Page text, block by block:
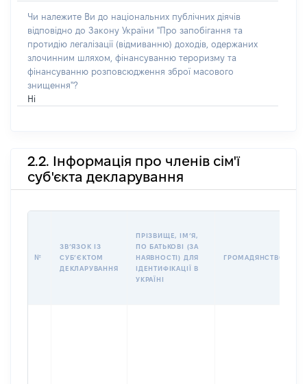
Чи належите Ви до національних публічних діячів
відповідно до Закону України "Про запобігання та
протидію легалізації (відмиванню) доходів, одержаних
злочинним шляхом, фінансуванню тероризму та
фінансуванню розповсюдження зброї масового
знищення"?
Ні
2.2. Інформація про членів сім'ї
суб'єкта декларування
№
ЗВʼЯЗОК ІЗ
СУБʼЄКТОМ
ДЕКЛАРУВАННЯ
ПРІЗВИЩЕ, ІМʼЯ,
ПО БАТЬКОВІ (ЗА
НАЯВНОСТІ) ДЛЯ
ІДЕНТИФІКАЦІЇ В
УКРАЇНІ
ГРОМАДЯНСТВО